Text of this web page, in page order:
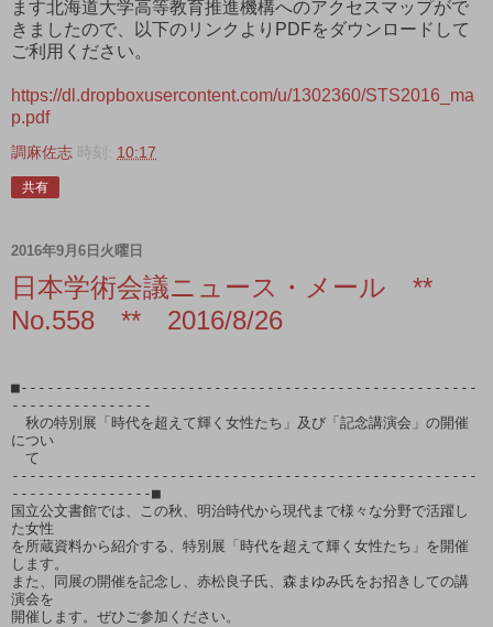
ます北海道大学高等教育推進機構へのアクセスマップがで
きましたので、以下のリンクよりPDFをダウンロードして
ご利用ください。
https://dl.dropboxusercontent.com/u/1302360/STS2016_ma
p.pdf
調麻佐志 時刻: 10:17
共有
2016年9月6日火曜日
日本学術会議ニュース・メール **
No.558 ** 2016/8/26
■----------------------------------------------------
----------------
秋の特別展「時代を超えて輝く女性たち」及び「記念講演会」の開催
につい
て
-----------------------------------------------------
----------------■
国立公文書館では、この秋、明治時代から現代まで様々な分野で活躍し
た女性
を所蔵資料から紹介する、特別展「時代を超えて輝く女性たち」を開催
します。
また、同展の開催を記念し、赤松良子氏、森まゆみ氏をお招きしての講
演会を
開催します。ぜひご参加ください。